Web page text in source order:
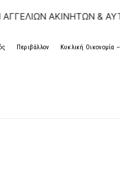
&
Περιβάλλον Κυκλική